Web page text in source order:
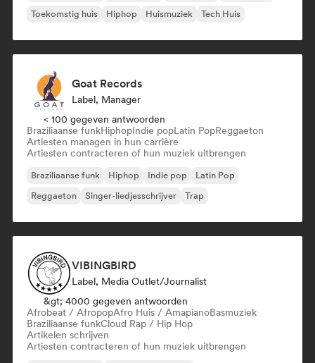
Toekomstig huis
Hiphop Huismuziek Tech Huis
Goat Records
Label, Manager
< 100 gegeven antwoorden
Braziliaanse funkHiphopIndie popLatin PopReggaeton
Artiesten managen in hun carrière
Artiesten contracteren of hun muziek uitbrengen
Braziliaanse funk Hiphop Indie pop
Latin Pop
Reggaeton
Singer-liedjesschrijver Trap
VIBINGBIRD
Label, Media Outlet/Journalist
&gt; 4000 gegeven antwoorden
Afrobeat / AfropopAfro Huis / AmapianoBasmuziek
Braziliaanse funkCloud Rap / Hip Hop
Artikelen schrijven
Artiesten contracteren of hun muziek uitbrengen